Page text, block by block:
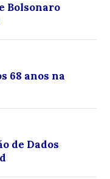
Bolsonaro
68 anos na
de Dados